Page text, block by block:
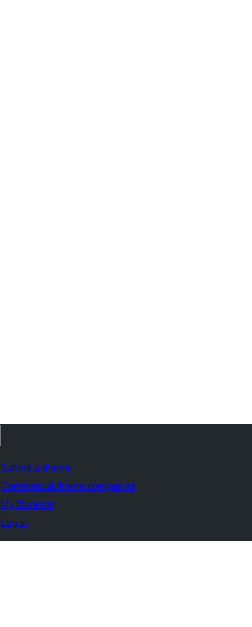
Submit a theme
Commercial theme companies
My favorites
Log in